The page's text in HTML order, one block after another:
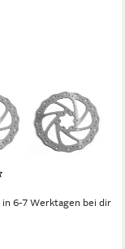
2 Stück
gelocht
WAVE 160 mm
in 6-7 Werktagen bei dir